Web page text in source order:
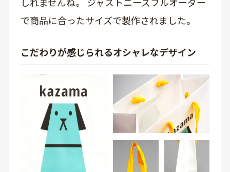
で商品に合ったサイズで製作されました。
こだわりが感じられるオシャレなデザイン